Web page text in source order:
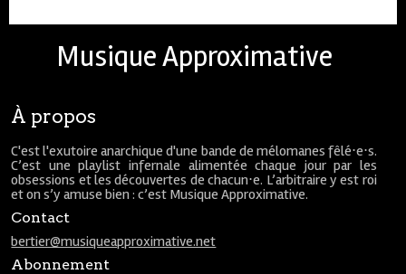
Musique Approximative
À propos
C'est l'exutoire anarchique d'une bande de mélomanes fêlé⋅e⋅s.
C’est une playlist infernale alimentée chaque jour par les
obsessions et les découvertes de chacun⋅e. L’arbitraire y est roi
et on s’y amuse bien : c’est Musique Approximative.
Contact
bertier@musiqueapproximative.net
Abonnement